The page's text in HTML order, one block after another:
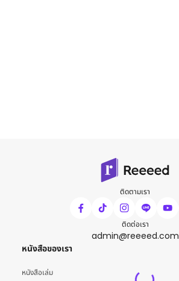
ติดตามเรา
ติดต่อเรา
admin@reeeed.com
หนังสือของเรา
หนังสือเล่ม